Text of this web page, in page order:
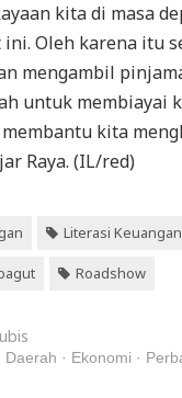
kita di masa
Oleh karena itu
mengambil
untuk membiayai
kita
Raya. (IL/red)
Literasi Keuangan
Roadshow
Daerah Ekonomi